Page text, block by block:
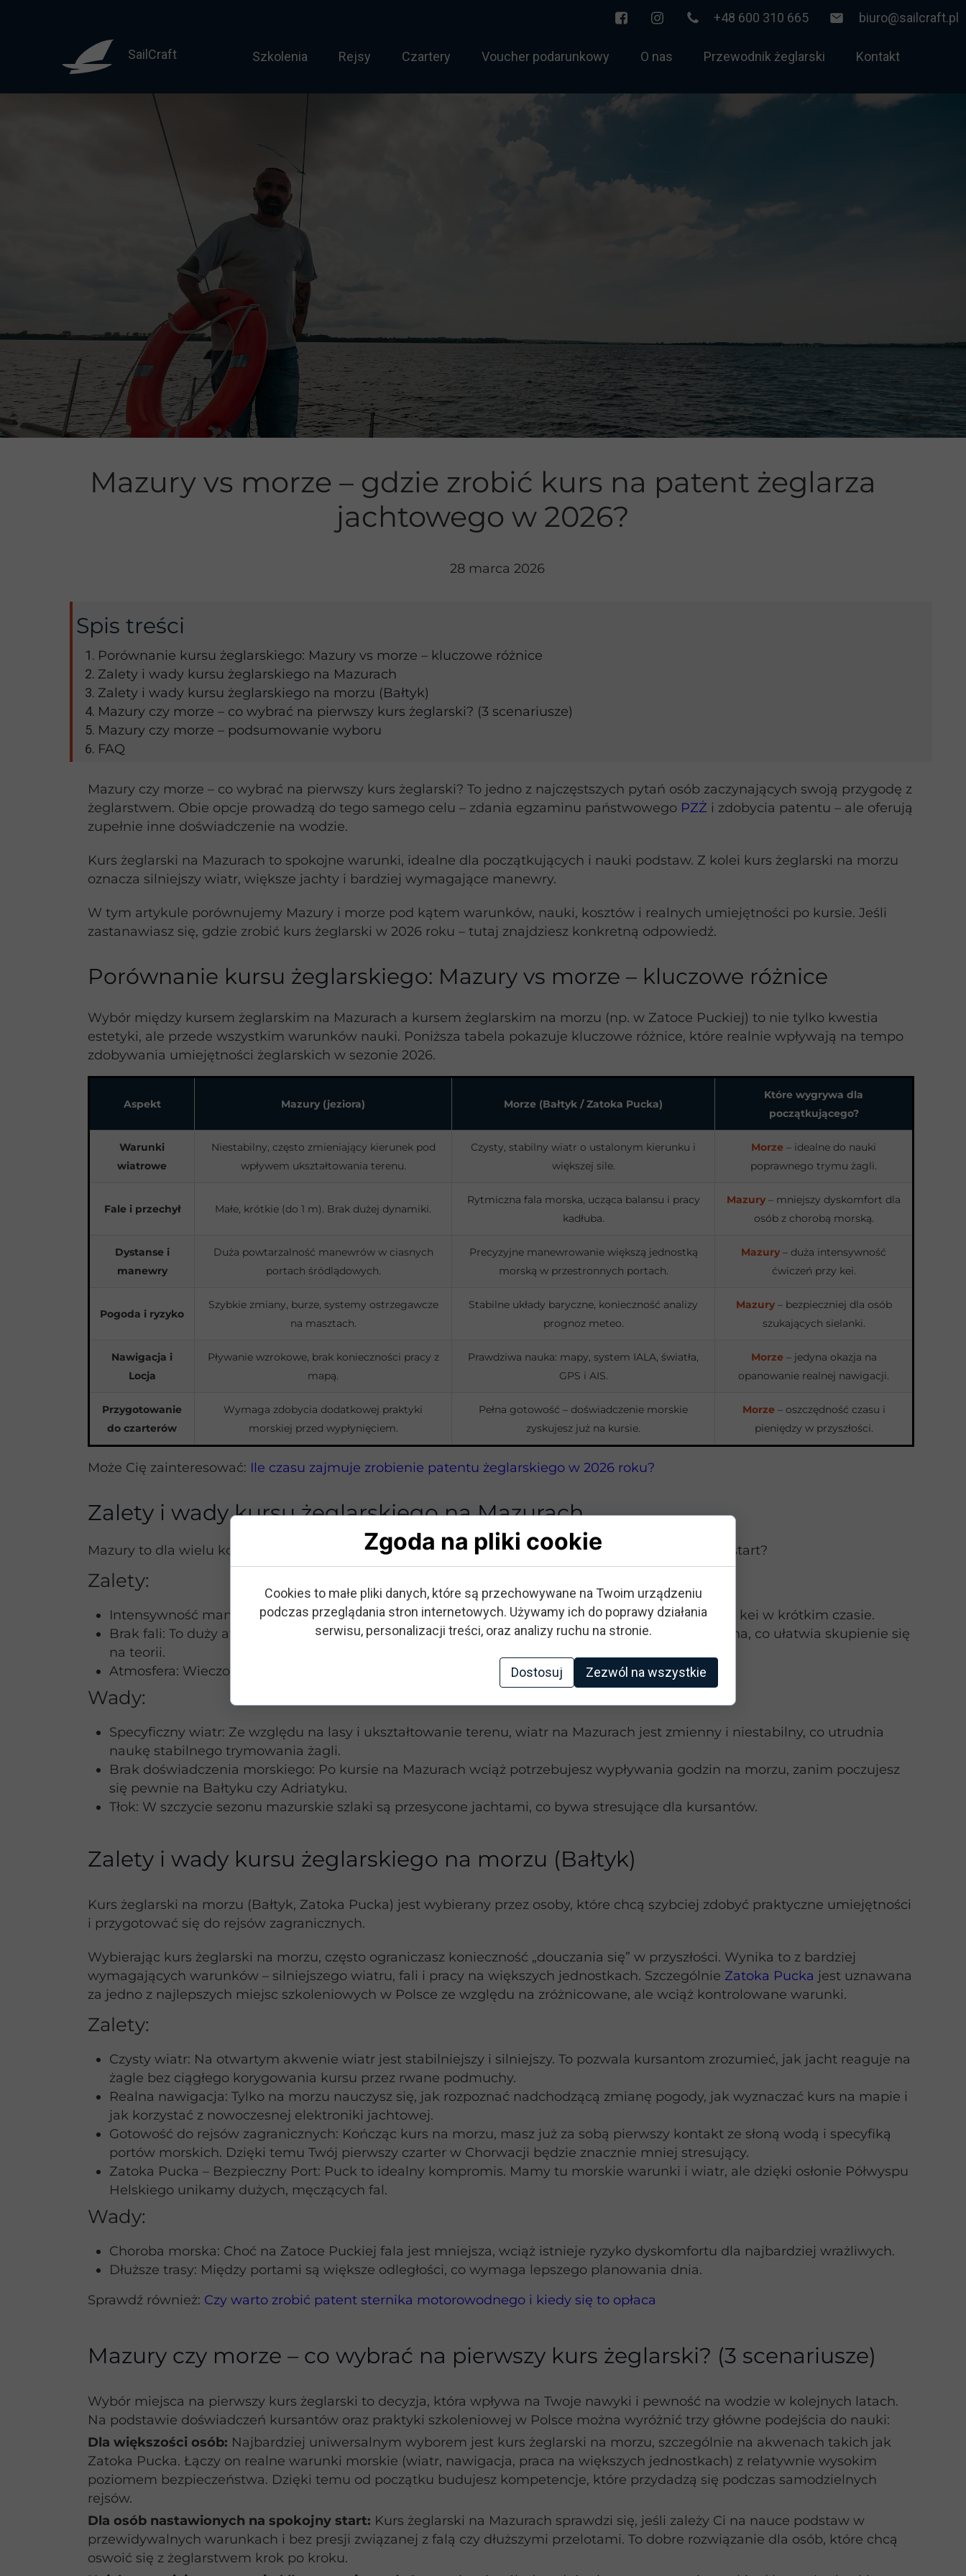
biuro@sailcraft.pl
+48 600 310 665
SailCraft Szkolenia
Sternik motorowodny
Licencja do holowania
Żeglarz jachtowy tygodniowy
Żeglarz jachtowy weekendowy
Jachtowy sternik morski
Manewrowanie jachtem
Rejsy
Norwegia 2026
Czartery Voucher podarunkowy O nas Przewodnik żeglarski Kontakt
Mazury czy morze – co wybrać na pierwszy kurs żeglarski? To jedno z najczęstszych pytań osób zaczynających swoją przygodę z
żeglarstwem. Obie opcje prowadzą do tego samego celu – zdania egzaminu państwowego PZŻ i zdobycia patentu – ale oferują
zupełnie inne doświadczenie na wodzie.
Kurs żeglarski na Mazurach to spokojne warunki, idealne dla początkujących i nauki podstaw. Z kolei kurs żeglarski na morzu
oznacza silniejszy wiatr, większe jachty i bardziej wymagające manewry.
W tym artykule porównujemy Mazury i morze pod kątem warunków, nauki, kosztów i realnych umiejętności po kursie. Jeśli
zastanawiasz się, gdzie zrobić kurs żeglarski w 2026 roku – tutaj znajdziesz konkretną odpowiedź.
Porównanie kursu żeglarskiego: Mazury vs morze – kluczowe różnice
Wybór między kursem żeglarskim na Mazurach a kursem żeglarskim na morzu (np. w Zatoce Puckiej) to nie tylko kwestia
estetyki, ale przede wszystkim warunków nauki. Poniższa tabela pokazuje kluczowe różnice, które realnie wpływają na tempo
zdobywania umiejętności żeglarskich w sezonie 2026.
Aspekt Mazury (jeziora) Morze (Bałtyk / Zatoka Pucka)
Które wygrywa dla
początkującego?
Warunki
wiatrowe
Niestabilny, często zmieniający kierunek pod
wpływem ukształtowania terenu.
Czysty, stabilny wiatr o ustalonym kierunku i
większej sile.
Morze – idealne do nauki
poprawnego trymu żagli.
Fale i przechył Małe, krótkie (do 1 m). Brak dużej dynamiki.
Rytmiczna fala morska, ucząca balansu i pracy
kadłuba.
Mazury – mniejszy dyskomfort dla
osób z chorobą morską.
Dystanse i
manewry
Duża powtarzalność manewrów w ciasnych
portach śródlądowych.
Precyzyjne manewrowanie większą jednostką
morską w przestronnych portach.
Mazury – duża intensywność
ćwiczeń przy kei.
Pogoda i ryzyko
Szybkie zmiany, burze, systemy ostrzegawcze
na masztach.
Stabilne układy baryczne, konieczność analizy
prognoz meteo.
Mazury– bezpieczniej dla osób
szukających sielanki.
Nawigacja i
Locja
Pływanie wzrokowe, brak konieczności pracy z
mapą.
Prawdziwa nauka: mapy, system IALA, światła,
GPS i AIS.
Morze– jedyna okazja na
opanowanie realnej nawigacji.
Przygotowanie
do czarterów
Wymaga zdobycia dodatkowej praktyki
morskiej przed wypłynięciem.
Pełna gotowość – doświadczenie morskie
zyskujesz już na kursie.
Morze– oszczędność czasu i
pieniędzy w przyszłości.
Może Cię zainteresować: Ile czasu zajmuje zrobienie patentu żeglarskiego w 2026 roku?
Zalety i wady kursu żeglarskiego na Mazurach
Mazury to dla wielu kolebka żeglarstwa. Czy jednak w 2026 roku wciąż są najlepszym miejscem na start?
Zalety:
Intensywność manewrów: Gęsta sieć portów pozwala na wykonanie wielu powtórzeń podejść do kei w krótkim czasie.
Brak fali: To duży atut dla osób, które obawiają się choroby morskiej. Woda jest zazwyczaj spokojna, co ułatwia skupienie się
na teorii.
Atmosfera: Wieczorne szanty i integracja przy ognisku to niezaprzeczalny urok jezior.
Wady:
Specyficzny wiatr: Ze względu na lasy i ukształtowanie terenu, wiatr na Mazurach jest zmienny i niestabilny, co utrudnia
naukę stabilnego trymowania żagli.
Brak doświadczenia morskiego: Po kursie na Mazurach wciąż potrzebujesz wypływania godzin na morzu, zanim poczujesz
się pewnie na Bałtyku czy Adriatyku.
Tłok: W szczycie sezonu mazurskie szlaki są przesycone jachtami, co bywa stresujące dla kursantów.
Zalety i wady kursu żeglarskiego na morzu (Bałtyk)
Kurs żeglarski na morzu (Bałtyk, Zatoka Pucka) jest wybierany przez osoby, które chcą szybciej zdobyć praktyczne umiejętności
i przygotować się do rejsów zagranicznych.
Wybierając kurs żeglarski na morzu, często ograniczasz konieczność „douczania się” w przyszłości. Wynika to z bardziej
wymagających warunków – silniejszego wiatru, fali i pracy na większych jednostkach. Szczególnie Zatoka Pucka jest uznawana
za jedno z najlepszych miejsc szkoleniowych w Polsce ze względu na zróżnicowane, ale wciąż kontrolowane warunki.
Zalety:
Czysty wiatr: Na otwartym akwenie wiatr jest stabilniejszy i silniejszy. To pozwala kursantom zrozumieć, jak jacht reaguje na
żagle bez ciągłego korygowania kursu przez rwane podmuchy.
Realna nawigacja: Tylko na morzu nauczysz się, jak rozpoznać nadchodzącą zmianę pogody, jak wyznaczać kurs na mapie i
jak korzystać z nowoczesnej elektroniki jachtowej.
Gotowość do rejsów zagranicznych: Kończąc kurs na morzu, masz już za sobą pierwszy kontakt ze słoną wodą i specyfiką
portów morskich. Dzięki temu Twój pierwszy czarter w Chorwacji będzie znacznie mniej stresujący.
Zatoka Pucka – Bezpieczny Port: Puck to idealny kompromis. Mamy tu morskie warunki i wiatr, ale dzięki osłonie Półwyspu
Helskiego unikamy dużych, męczących fal.
Wady:
Choroba morska: Choć na Zatoce Puckiej fala jest mniejsza, wciąż istnieje ryzyko dyskomfortu dla najbardziej wrażliwych.
Dłuższe trasy: Między portami są większe odległości, co wymaga lepszego planowania dnia.
Sprawdź również: Czy warto zrobić patent sternika motorowodnego i kiedy się to opłaca
Mazury czy morze – co wybrać na pierwszy kurs żeglarski? (3 scenariusze)
Wybór miejsca na pierwszy kurs żeglarski to decyzja, która wpływa na Twoje nawyki i pewność na wodzie w kolejnych latach.
Na podstawie doświadczeń kursantów oraz praktyki szkoleniowej w Polsce można wyróżnić trzy główne podejścia do nauki:
Dla większości osób: Najbardziej uniwersalnym wyborem jest kurs żeglarski na morzu, szczególnie na akwenach takich jak
Zatoka Pucka. Łączy on realne warunki morskie (wiatr, nawigacja, praca na większych jednostkach) z relatywnie wysokim
poziomem bezpieczeństwa. Dzięki temu od początku budujesz kompetencje, które przydadzą się podczas samodzielnych
rejsów.
Dla osób nastawionych na spokojny start: Kurs żeglarski na Mazurach sprawdzi się, jeśli zależy Ci na nauce podstaw w
przewidywalnych warunkach i bez presji związanej z falą czy dłuższymi przelotami. To dobre rozwiązanie dla osób, które chcą
oswoić się z żeglarstwem krok po kroku.
28 marca 2026
Spis treści
Porównanie kursu żeglarskiego: Mazury vs morze – kluczowe różnice
Zalety i wady kursu żeglarskiego na Mazurach
Zalety i wady kursu żeglarskiego na morzu (Bałtyk)
Mazury czy morze – co wybrać na pierwszy kurs żeglarski? (3 scenariusze)
Mazury czy morze – podsumowanie wyboru
FAQ
Mazury vs morze – gdzie zrobić kurs na patent żeglarza
jachtowego w 2026?
Zgoda na pliki cookie
Cookies to małe pliki danych, które są przechowywane na Twoim urządzeniu
podczas przeglądania stron internetowych. Używamy ich do poprawy działania
serwisu, personalizacji treści, oraz analizy ruchu na stronie.
Dostosuj Zezwól na wszystkie